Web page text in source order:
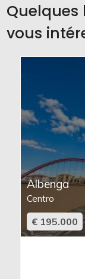
vous
Albenga
Centro
€ 195.000